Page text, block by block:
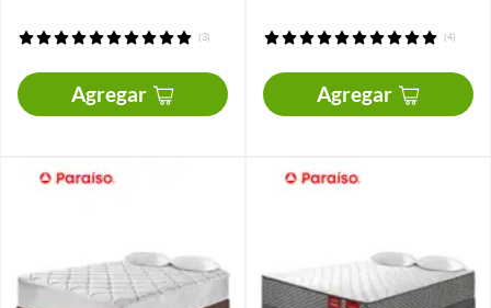
(3)
Agregar
(4)
Agregar